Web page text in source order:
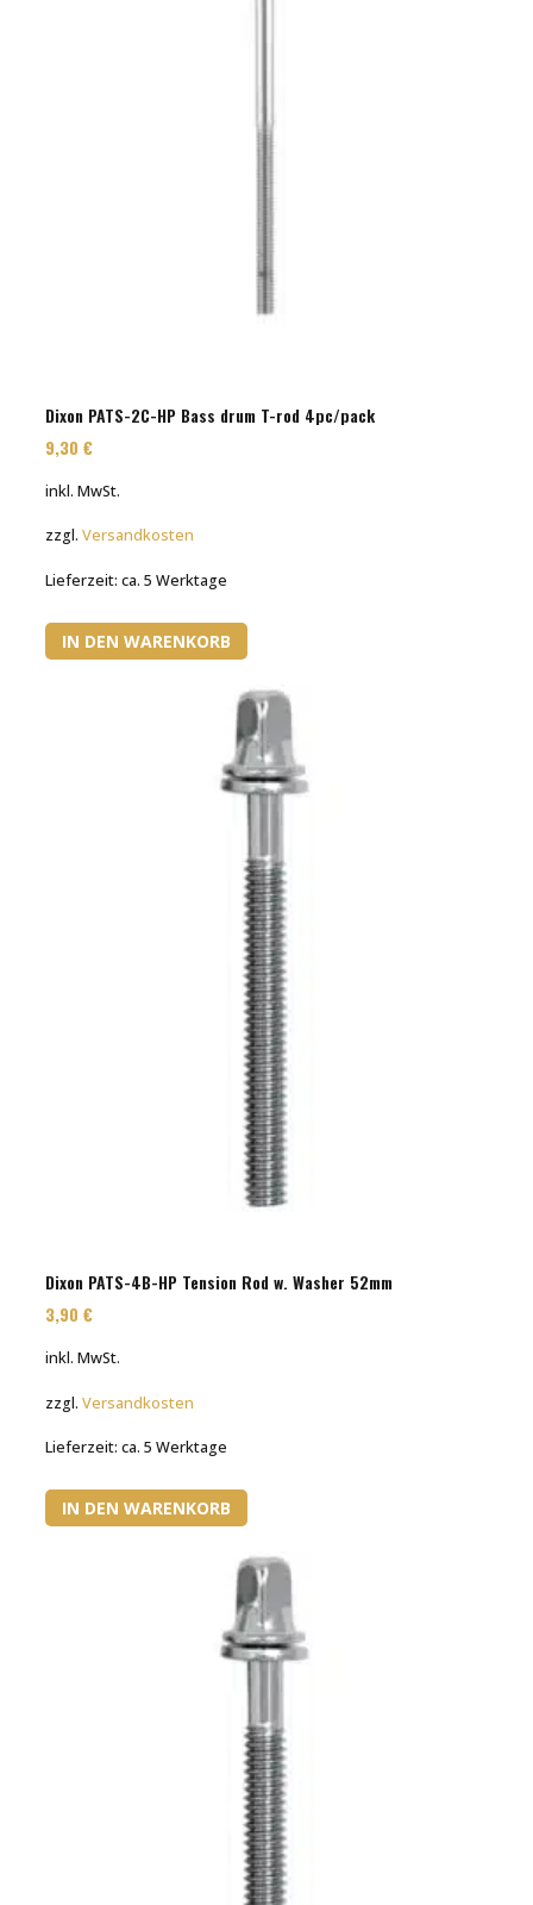
Dixon PATS-2C-HP Bass drum T-rod 4pc/pack
9,30€
inkl. MwSt.
zzgl.Versandkosten
Lieferzeit:ca. 5 Werktage
IN DEN WARENKORB
Dixon PATS-4B-HP Tension Rod w. Washer 52mm
3,90€
inkl. MwSt.
zzgl.Versandkosten
Lieferzeit:ca. 5 Werktage
IN DEN WARENKORB